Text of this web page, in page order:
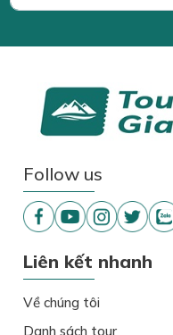
Follow us
Liên kết nhanh
Về chúng tôi
Danh sách tour